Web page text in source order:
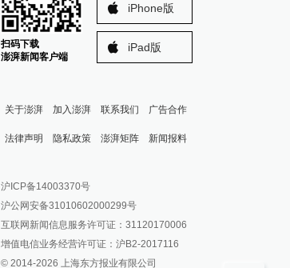
扫码下载
澎湃新闻客户端
iPhone版
iPad版
关于澎湃 加入澎湃 联系我们 广告合作
法律声明 隐私政策 澎湃矩阵
澎湃新闻公众号
澎湃新闻抖音号
派生万物开放平台
IP SHANGHAI
新闻报料
报料邮箱: news@thepaper.cn
沪ICP备14003370号
沪公网安备31010602000299号
互联网新闻信息服务许可证：31120170006
增值电信业务经营许可证：沪B2-2017116
© 2014-2026 上海东方报业有限公司